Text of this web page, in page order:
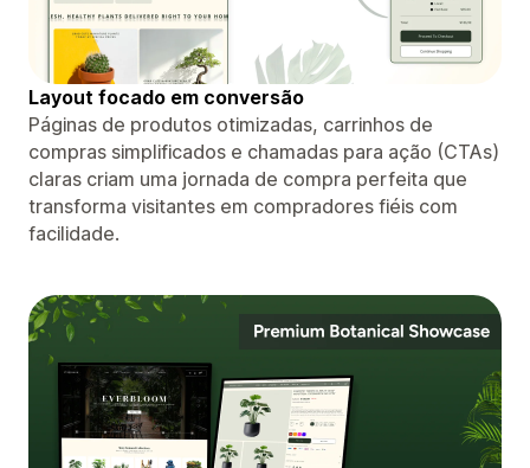
Layout focado em conversão
Páginas de produtos otimizadas, carrinhos de
compras simplificados e chamadas para ação (CTAs)
claras criam uma jornada de compra perfeita que
transforma visitantes em compradores fiéis com
facilidade.